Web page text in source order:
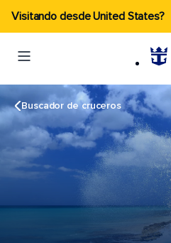
Visitando desde United States?
Buscador de cruceros